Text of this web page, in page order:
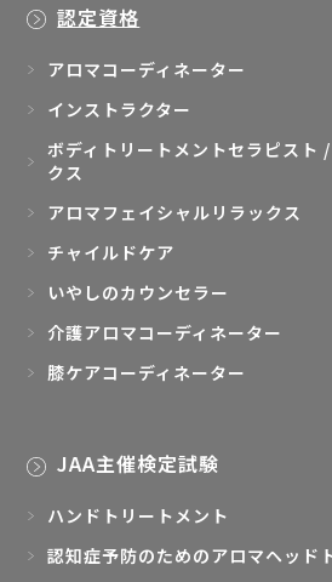
認定資格
アロマコーディネーター
インストラクター
ボディトリートメントセラピスト
クス
アロマフェイシャルリラックス
チャイルドケア
いやしのカウンセラー
介護アロマコーディネーター
膝ケアコーディネーター
JAA主催検定試験
ハンドトリートメント
認知症予防のためのアロマヘッド